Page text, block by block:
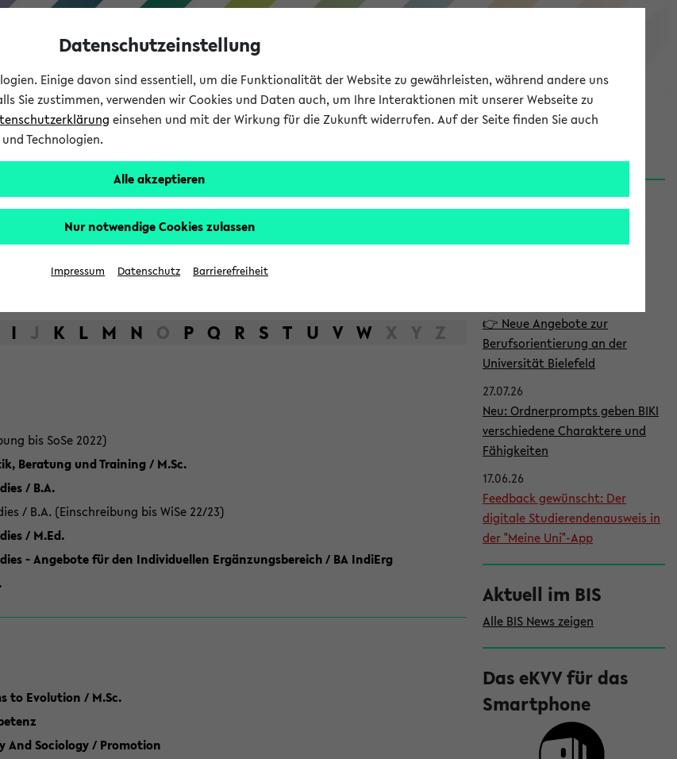
eKVV
der Universität Bielefeld
I J K L M N O P Q R S T U V W X Y Z
bis SoSe 2022)
Beratung und Training / M.Sc.
/ B.A.
/ B.A. (Einschreibung bis WiSe 22/23)
/ M.Ed.
- Angebote für den Individuellen Ergänzungsbereich / BA IndiErg
to Evolution / M.Sc.
And Sociology / Promotion
S
i
News
👉 Neue Angebote zur
Berufsorientierung an der
Universität Bielefeld
27.07.26
Neu: Ordnerprompts geben BIKI
verschiedene Charaktere und
Fähigkeiten
17.06.26
Feedback gewünscht: Der
digitale Studierendenausweis in
der "Meine Uni"-App
Aktuell im BIS
Alle BIS News zeigen
Das eKVV für das
Smartphone
Datenschutzeinstellung
Einige davon sind essentiell, um die Funktionalität der Website zu gewährleisten, während andere uns
Sie zustimmen, verwenden wir Cookies und Daten auch, um Ihre Interaktionen mit unserer Webseite zu
einsehen und mit der Wirkung für die Zukunft widerrufen. Auf der Seite finden Sie auch
Technologien.
Alle akzeptieren
Nur notwendige Cookies zulassen
Impressum Datenschutz Barrierefreiheit